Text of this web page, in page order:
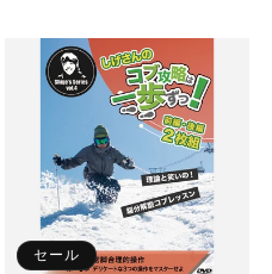
価
格
セール